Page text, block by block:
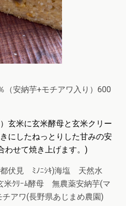
（安納芋+モチアワ入り）600
玄米に玄米酵母と玄米クリー
にしたねっとりした甘みの安
わせて焼き上げます。)
都伏見 ﾐﾉﾆｼｷ)海塩 天然水
米ｸﾘｰﾑ酵母 無農薬安納芋(マ
アワ(長野県あじまめ農園)